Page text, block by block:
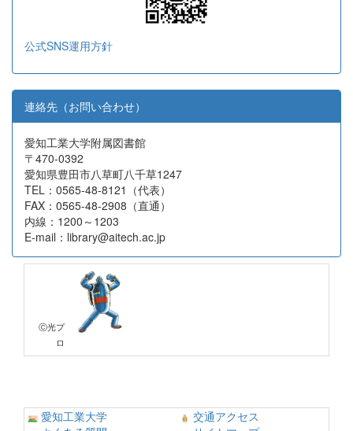
公式SNS運用方針
連絡先（お問い合わせ）
愛知工業大学附属図書館
〒470-0392
愛知県豊田市八草町八千草1247
TEL：0565-48-8121（代表）
FAX：0565-48-2908（直通）
内線：1200～1203
E-mail：library@aitech.ac.jp
Ⓒ光プ
ロ
愛知工業大学
交通アクセス